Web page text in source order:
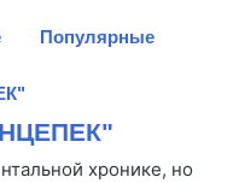
Популярные
хронике, но